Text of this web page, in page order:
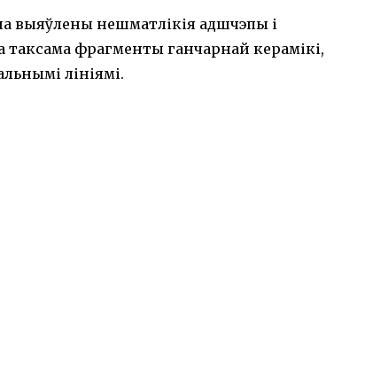
выяўлены нешматлікія адшчэпы і
таксама фрагменты ганчарнай керамікі,
лініямі.